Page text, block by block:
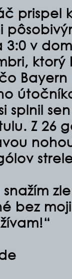
prispel
v
ktorý
splnil
Z 26
snažím
bez